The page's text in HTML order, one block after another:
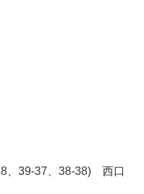
、39-37、38-38) 西口